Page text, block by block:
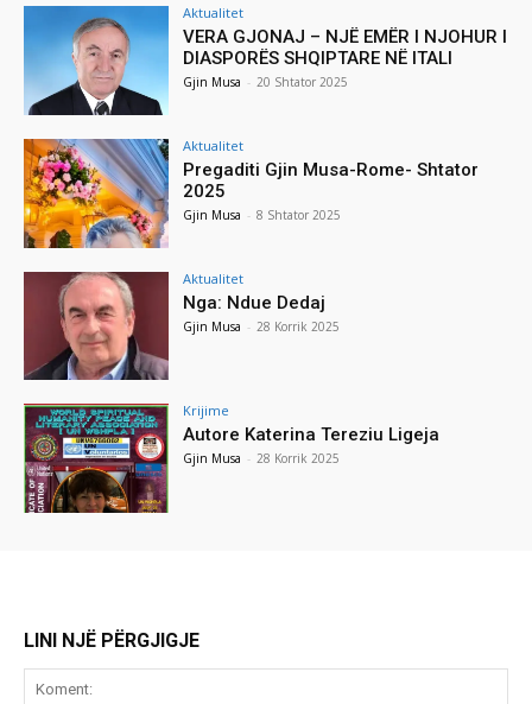
Aktualitet
VERA GJONAJ – NJË EMËR I NJOHUR I
DIASPORËS SHQIPTARE NË ITALI
Gjin Musa - 20 Shtator 2025
Aktualitet
Pregaditi Gjin Musa-Rome- Shtator
2025
Gjin Musa - 8 Shtator 2025
Aktualitet
Nga: Ndue Dedaj
Gjin Musa - 28 Korrik 2025
Krijime
Autore Katerina Tereziu Ligeja
Gjin Musa - 28 Korrik 2025
LINI NJË PËRGJIGJE